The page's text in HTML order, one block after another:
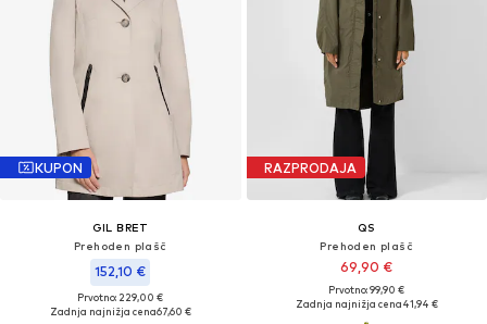
KUPON
GIL BRET
Prehoden plašč
152,10 €
Prvotno: 229,00 €
Zadnja najnižja cena67,60 €
RAZPRODAJA
QS
Prehoden plašč
69,90 €
Prvotno: 99,90 €
Zadnja najnižja cena41,94 €